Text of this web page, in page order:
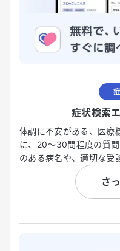
症状検索
体調に不安がある、医療
に、20〜30問程度の質
のある病名や、適切な受
さ